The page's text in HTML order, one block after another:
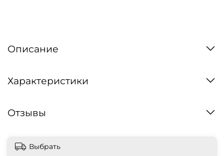
Описание
Характеристики
Отзывы
Выбрать